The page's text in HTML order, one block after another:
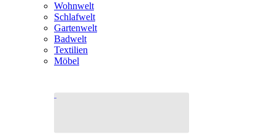
Wohnwelt
Schlafwelt
Gartenwelt
Badwelt
Textilien
Möbel